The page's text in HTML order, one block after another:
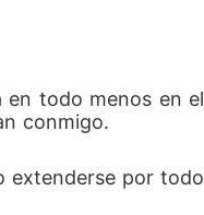
labios mientras
cualquiera que se
en todo menos en el
conmigo.
extenderse por todo